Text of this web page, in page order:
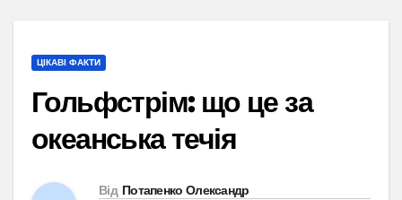
ЦІКАВІ ФАКТИ
Гольфстрім: що це за
океанська течія
Від Потапенко Олександр